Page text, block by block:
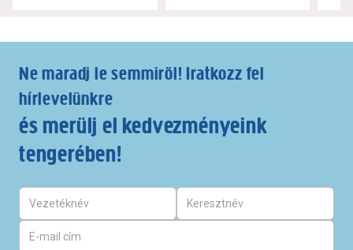
Ne maradj le semmiről! Iratkozz fel
hírlevelünkre
és merülj el kedvezményeink
tengerében!